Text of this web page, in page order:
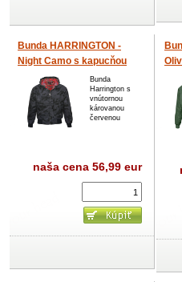
Bunda HARRINGTON -
Night Camo s kapucňou
Bunda
Harrington s
vnútornou
károvanou
červenou
naša cena 56,99 eur